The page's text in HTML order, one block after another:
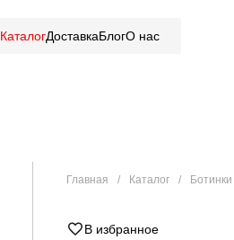
КаталогДоставкаБлогО нас
Главная Каталог Ботинки
В избранное